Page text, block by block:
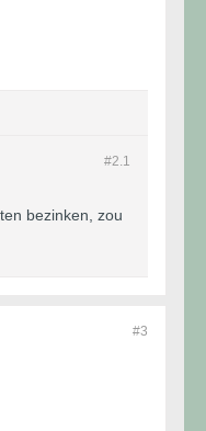
#2. 1
bezinken, zou
#3